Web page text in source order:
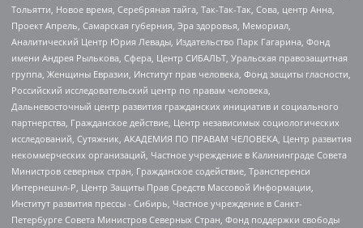
Тольятти, Новое время, Серебряная тайга, Так-Так-Так, Сова, центр Анна,
Проект Апрель, Самарская губерния, Эра здоровья, Мемориал,
Аналитический Центр Юрия Левады, Издательство Парк Гагарина, Фонд
имени Андрея Рылькова, Сфера, Центр СИБАЛЬТ, Уральская правозащитная
группа, Женщины Евразии, Институт прав человека, Фонд защиты гласности,
Российский исследовательский центр по правам человека,
Дальневосточный центр развития гражданских инициатив и социального
партнерства, Гражданское действие, Центр независимых социологических
исследований, Сутяжник, АКАДЕМИЯ ПО ПРАВАМ ЧЕЛОВЕКА, Центр развития
некоммерческих организаций, Частное учреждение в Калининграде Совета
Министров северных стран, Гражданское содействие, Трансперенси
Интернешнл-Р, Центр Защиты Прав Средств Массовой Информации,
Институт развития прессы - Сибирь, Частное учреждение в Санкт-
Петербурге Совета Министров Северных Стран, Фонд поддержки свободы